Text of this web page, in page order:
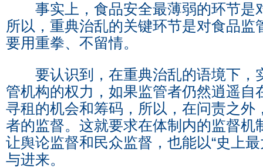
事实上，食品安全最薄弱的环节是
所以，重典治乱的关键环节是对食品监
要用重拳、不留情。
要认识到，在重典治乱的语境下，
管机构的权力，如果监管者仍然逍遥自
寻租的机会和筹码，所以，在问责之外
者的监督。这就要求在体制内的监督机
让舆论监督和民众监督，也能以“史上
与进来。